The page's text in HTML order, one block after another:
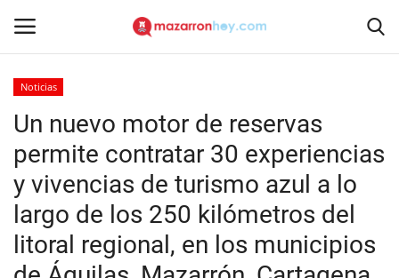
Inicio
Contacto
Noticias
Noticias
Un nuevo motor de reservas
permite contratar 30 experiencias
y vivencias de turismo azul a lo
largo de los 250 kilómetros del
litoral regional, en los municipios